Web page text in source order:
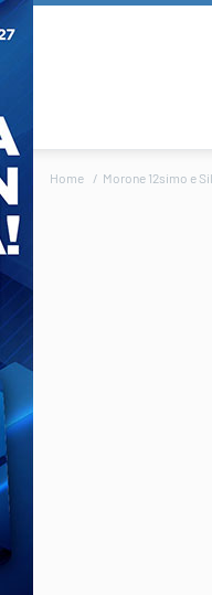
Home Morone 12simo e